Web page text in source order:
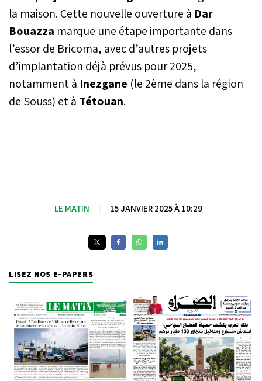
la maison. Cette nouvelle ouverture à Dar
Bouazza marque une étape importante dans
l’essor de Bricoma, avec d’autres projets
d’implantation déjà prévus pour 2025,
notamment à Inezgane (le 2ème dans la région
de Souss) et à Tétouan.
LE MATIN 15 JANVIER 2025 À 10:29
LISEZ NOS E-PAPERS